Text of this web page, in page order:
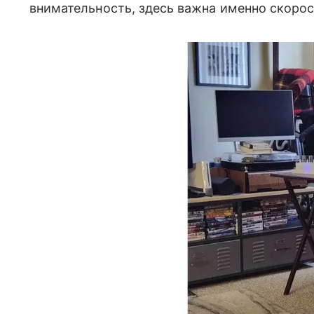
внимательность, здесь важна именно